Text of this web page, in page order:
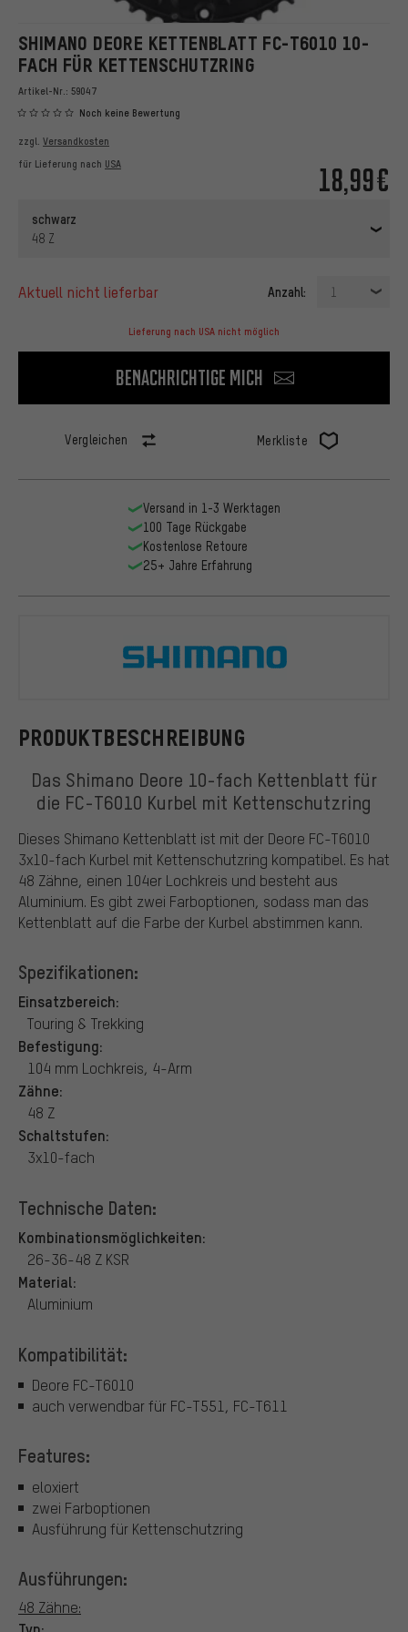
SHIMANO DEORE KETTENBLATT FC-T6010 10-
FACH FÜR KETTENSCHUTZRING
Artikel-Nr.: 59047
Noch keine Bewertung
18,99€
zzgl. Versandkosten
für Lieferung nach USA
schwarz
48 Z
aktuell nicht lieferbar Anzahl: 1
Lieferung nach USA nicht möglich
Benachrichtige mich
Vergleichen Merkliste
PRODUKTBESCHREIBUNG
Das Shimano Deore 10-fach Kettenblatt für
die FC-T6010 Kurbel mit Kettenschutzring
Dieses Shimano Kettenblatt ist mit der Deore FC-T6010
3x10-fach Kurbel mit Kettenschutzring kompatibel. Es hat
48 Zähne, einen 104er Lochkreis und besteht aus
Aluminium. Es gibt zwei Farboptionen, sodass man das
Kettenblatt auf die Farbe der Kurbel abstimmen kann.
Spezifikationen:
Einsatzbereich:
Touring & Trekking
Befestigung:
104 mm Lochkreis, 4-Arm
Zähne:
48 Z
Schaltstufen:
3x10-fach
Technische Daten:
Kombinationsmöglichkeiten:
26-36-48 Z KSR
Material:
Aluminium
Kompatibilität:
Deore FC-T6010
auch verwendbar für FC-T551, FC-T611
Features:
eloxiert
zwei Farboptionen
Ausführung für Kettenschutzring
Ausführungen:
48 Zähne:
Typ:
Versand in 1-3 Werktagen
100 Tage Rückgabe
Kostenlose Retoure
25+ Jahre Erfahrung
Shimano